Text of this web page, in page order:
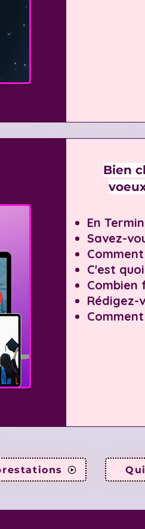
Bien
En
Savez-
C'est
Combien
Rédigez-